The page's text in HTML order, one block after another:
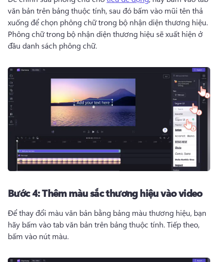
văn bản trên bảng thuộc tính, sau đó bấm vào mũi tên thả
Phông chữ trong bộ nhận diện thương hiệu sẽ xuất hiện ở
đầu danh sách phông chữ.
Bước 4:Thêm màu sắc thương hiệu vào video
Để thay đổi màu văn bản bằng bảng màu thương hiệu, bạn
hãy bấm vào tab văn bản trên bảng thuộc tính. Tiếp theo,
bấm vào nút màu.